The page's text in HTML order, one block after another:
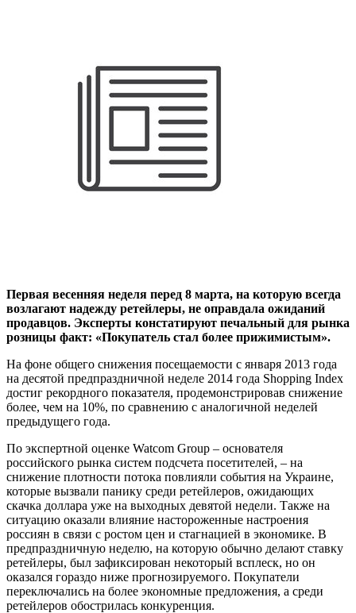
Первая весенняя неделя перед 8 марта, на которую всегда
возлагают надежду ретейлеры, не оправдала ожиданий
продавцов. Эксперты констатируют печальный для рынка
розницы факт: «Покупатель стал более прижимистым».
На фоне общего снижения посещаемости с января 2013 года
на десятой предпраздничной неделе 2014 года Shopping Index
достиг рекордного показателя, продемонстрировав снижение
более, чем на 10%, по сравнению с аналогичной неделей
предыдущего года.
По экспертной оценке Watcom Group – основателя
российского рынка систем подсчета посетителей, – на
снижение плотности потока повлияли события на Украине,
которые вызвали панику среди ретейлеров, ожидающих
скачка доллара уже на выходных девятой недели. Также на
ситуацию оказали влияние настороженные настроения
россиян в связи с ростом цен и стагнацией в экономике. В
предпраздничную неделю, на которую обычно делают ставку
ретейлеры, был зафиксирован некоторый всплеск, но он
оказался гораздо ниже прогнозируемого. Покупатели
переключались на более экономные предложения, а среди
ретейлеров обострилась конкуренция.